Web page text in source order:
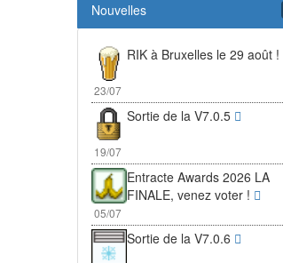
Nouvelles
23/07
RIK à Bruxelles le 29 août !
19/07
Sortie de la V7.0.5
05/07
Entracte Awards 2026 LA
FINALE, venez voter !
Sortie de la V7.0.6